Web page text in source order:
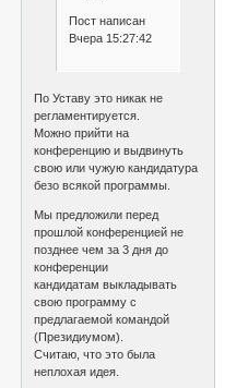
Пост написан
Вчера 15:27:42
По Уставу это никак не
регламентируется.
Можно прийти на
конференцию и выдвинуть
свою или чужую кандидатура
безо всякой программы.
Мы предложили перед
прошлой конференцией не
позднее чем за 3 дня до
конференции
кандидатам выкладывать
свою программу с
предлагаемой командой
(Президиумом).
Считаю, что это была
неплохая идея.